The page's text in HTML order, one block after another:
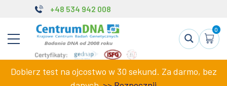
+48 534 942 008
0
Dobierz test na ojcostwo w 30 sekund. Za darmo, bez